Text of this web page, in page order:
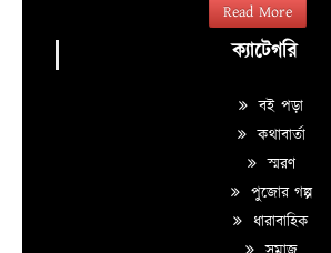
Read More
ক্যাটেগরি
বই পড়া
কথাবার্তা
স্মরণ
পুজোর গল্প
ধারাবাহিক